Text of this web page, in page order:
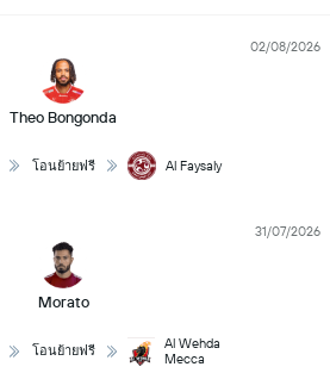
Theo Bongonda
02/08/2026
โอนย้ายฟรี Al Faysaly
Morato
31/07/2026
โอนย้ายฟรี
Al Wehda
Mecca